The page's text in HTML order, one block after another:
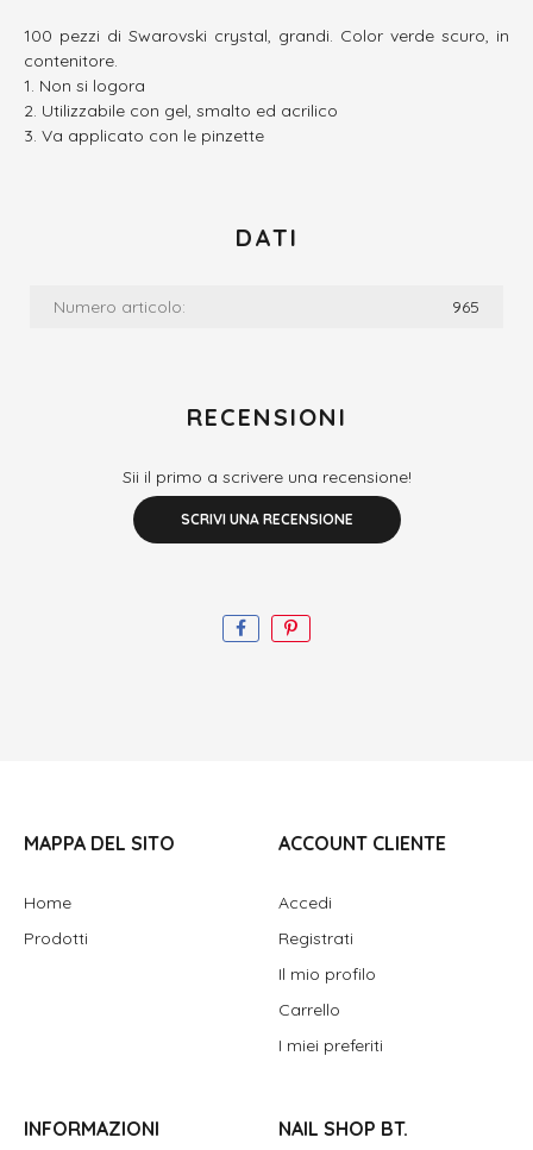
100 pezzi di Swarovski crystal, grandi. Color verde scuro, in
contenitore.
Non si logora
Utilizzabile con gel, smalto ed acrilico
Va applicato con le pinzette
DATI
Numero articolo: 965
RECENSIONI
Sii il primo a scrivere una recensione!
SCRIVI UNA RECENSIONE
MAPPA DEL SITO
Home
Prodotti
ACCOUNT CLIENTE
Accedi
Registrati
Il mio profilo
Carrello
I miei preferiti
INFORMAZIONI NAIL SHOP BT.